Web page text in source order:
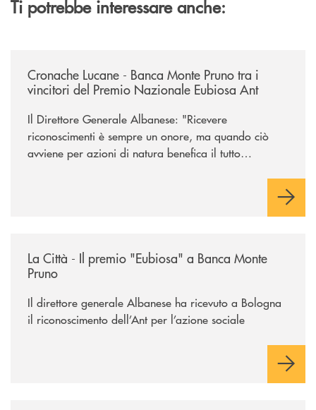
Ti potrebbe interessare anche:
Cronache Lucane - Banca Monte Pruno tra i
vincitori del Premio Nazionale Eubiosa Ant
Il Direttore Generale Albanese: "Ricevere
riconoscimenti è sempre un onore, ma quando ciò
avviene per azioni di natura benefica il tutto
La Città - Il premio "Eubiosa" a Banca Monte
Pruno
Il direttore generale Albanese ha ricevuto a Bologna
il riconoscimento dell’Ant per l’azione sociale